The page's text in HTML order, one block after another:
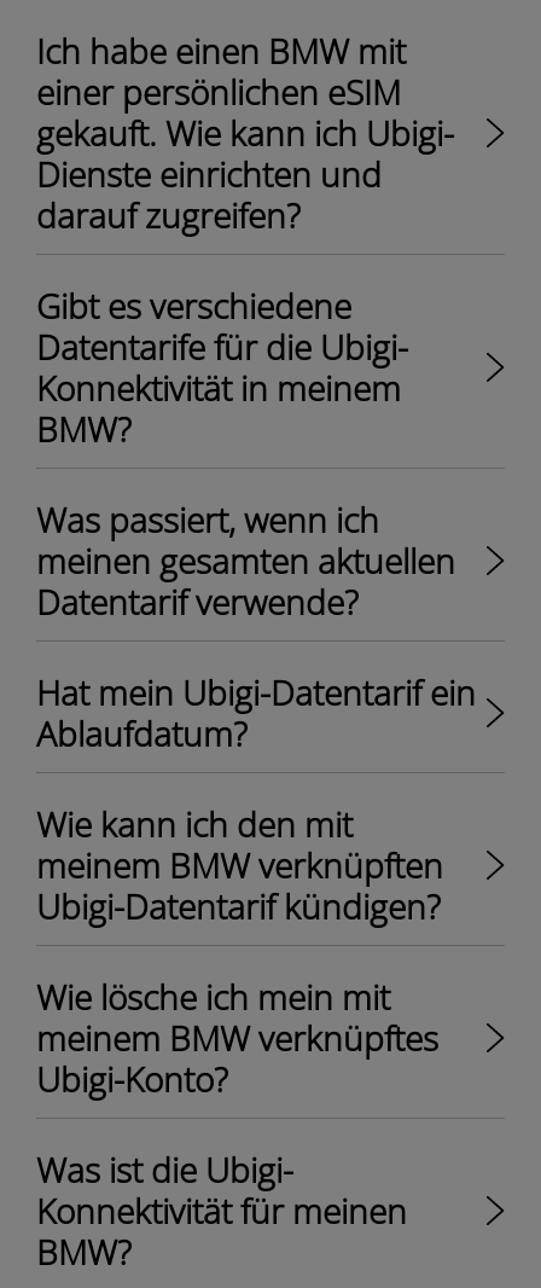
Ich habe einen BMW mit
einer persönlichen eSIM
gekauft. Wie kann ich Ubigi-
Dienste einrichten und
darauf zugreifen?
Gibt es verschiedene
Datentarife für die Ubigi-
Konnektivität in meinem
BMW?
Was passiert, wenn ich
meinen gesamten aktuellen
Datentarif verwende?
Hat mein Ubigi-Datentarif ein
Ablaufdatum?
Wie kann ich den mit
meinem BMW verknüpften
Ubigi-Datentarif kündigen?
Wie lösche ich mein mit
meinem BMW verknüpftes
Ubigi-Konto?
Was ist die Ubigi-
Konnektivität für meinen
BMW?